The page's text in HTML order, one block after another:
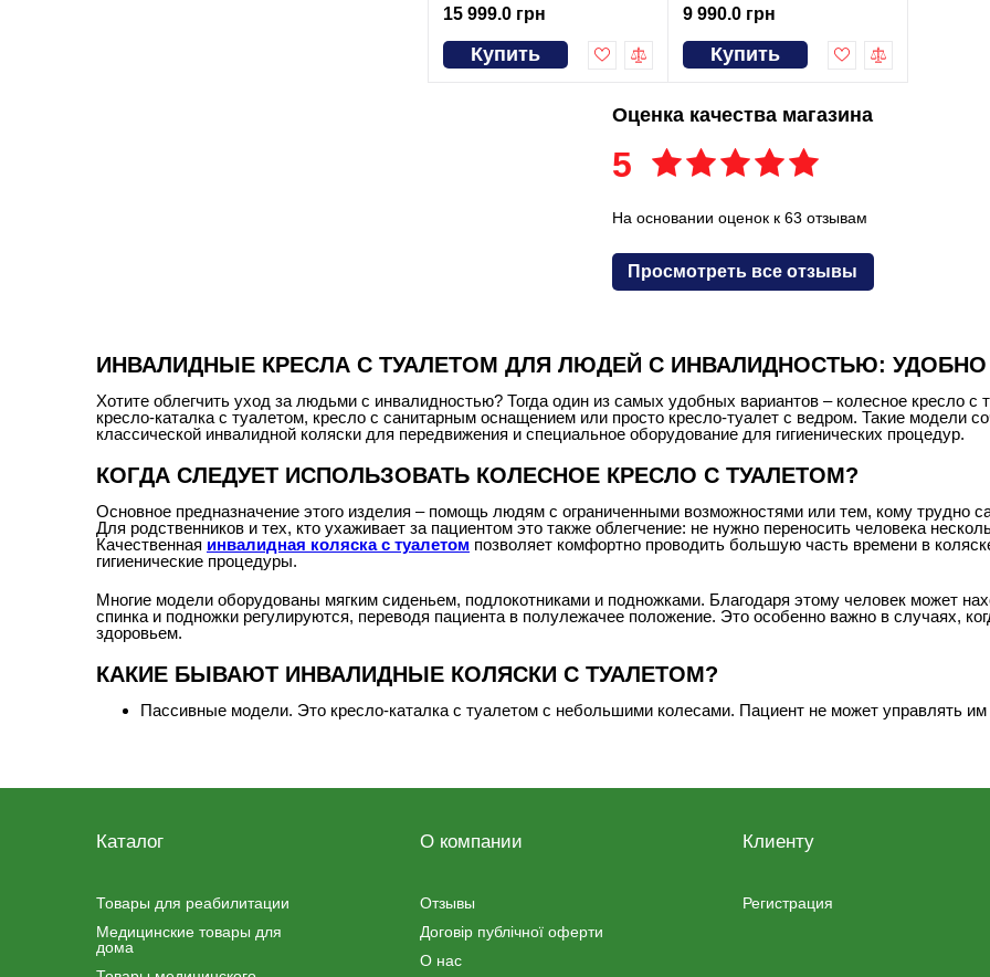
ИНВАЛИДНЫЕ КРЕСЛА С ТУАЛЕТОМ ДЛЯ ЛЮДЕЙ С ИНВАЛИДНОСТЬЮ:
Хотите облегчить уход за людьми с инвалидностью? Тогда один из самых удобных вариантов – колесное кресло с
кресло-каталка с туалетом, кресло с санитарным оснащением или просто кресло-туалет с ведром. Такие модели
классической инвалидной коляски для передвижения и специальное оборудование для гигиенических процедур.
КОГДА СЛЕДУЕТ ИСПОЛЬЗОВАТЬ КОЛЕСНОЕ КРЕСЛО С ТУАЛЕТОМ?
Основное предназначение этого изделия – помощь людям с ограниченными возможностями или тем, кому трудно
Для родственников и тех, кто ухаживает за пациентом это также облегчение: не нужно переносить человека
Качественная инвалидная коляска с туалетом позволяет комфортно проводить большую часть времени в
гигиенические процедуры.
Многие модели оборудованы мягким сиденьем, подлокотниками и подножками. Благодаря этому человек может
спинка и подножки регулируются, переводя пациента в полулежачее положение. Это особенно важно в случаях,
здоровьем.
КАКИЕ БЫВАЮТ ИНВАЛИДНЫЕ КОЛЯСКИ С ТУАЛЕТОМ?
Пассивные модели. Это кресло-каталка с туалетом с небольшими колесами. Пациент не может управлять
Если вы решили приобрести для своего близкого человека колесное кресло с туалетом, рекомендуем
обратить внимание:
Тип подлокотников. Фиксированные или откидные. Второй вариант гораздо более удобен, ведь пациент
помех.
15 999.0 грн
Купить
9 990.0 грн
Купить
Оценка качества магазина
5
На основании оценок к 63 отзывам
Просмотреть все отзывы
Каталог
Товары для реабилитации
Медицинские товары для
дома
О компании
Отзывы
Договір публічної оферти
О нас
Клиенту
Регистрация